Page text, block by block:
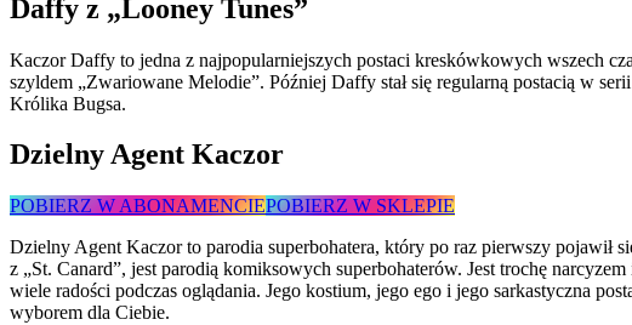
Daffy z „Looney Tunes”
Kaczor Daffy to jedna z najpopularniejszych postaci kreskówkowych wszech
szyldem „Zwariowane Melodie”. Później Daffy stał się regularną postacią w
Królika Bugsa.
Dzielny Agent Kaczor
POBIERZ W ABONAMENCIEPOBIERZ W SKLEPIE
Dzielny Agent Kaczor to parodia superbohatera, który po raz pierwszy pojawił
z „St. Canard”, jest parodią komiksowych superbohaterów. Jest trochę
wiele radości podczas oglądania. Jego kostium, jego ego i jego sarkastyczna
wyborem dla Ciebie.